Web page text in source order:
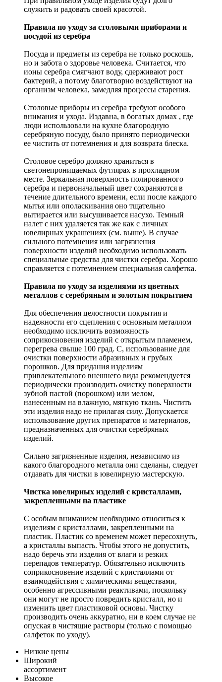
служить и радовать своей красотой.
Правила по уходу за столовыми приборами и
посудой из серебра
Посуда и предметы из серебра не только роскошь,
но и забота о здоровье человека. Считается, что
ионы серебра смягчают воду, сдерживают рост
бактерий, а потому благотворно воздействуют на
организм человека, замедляя процессы старения.
Столовые приборы из серебра требуют особого
внимания и ухода. Издавна, в богатых домах , где
люди использовали на кухне благородную
серебряную посуду, было принято периодически
ее чистить от потемнения и для возврата блеска.
Столовое серебро должно храниться в
светонепроницаемых футлярах в прохладном
месте. Зеркальная поверхность полированного
серебра и первоначальный цвет сохраняются в
течение длительного времени, если после каждого
мытья или ополаскивания оно тщательно
вытирается или высушивается насухо. Темный
налет с них удаляется так же как с личных
ювелирных украшениях (см. выше). В случае
сильного потемнения или загрязнения
поверхности изделий необходимо использовать
специальные средства для чистки серебра. Хорошо
справляется с потемнением специальная салфетка.
Правила по уходу за изделиями из цветных
металлов с серебряным и золотым покрытием
Для обеспечения целостности покрытия и
надежности его сцепления с основным металлом
необходимо исключить возможность
соприкосновения изделий с открытым пламенем,
перегрева свыше 100 град. С, использование для
очистки поверхности абразивных и грубых
порошков. Для придания изделиям
привлекательного внешнего вида рекомендуется
периодически производить очистку поверхности
зубной пастой (порошком) или мелом,
нанесенным на влажную, мягкую ткань. Чистить
эти изделия надо не прилагая силу. Допускается
использование других препаратов и материалов,
предназначенных для очистки серебряных
изделий.
Сильно загрязненные изделия, независимо из
какого благородного металла они сделаны, следует
отдавать для чистки в ювелирную мастерскую.
Чистка ювелирных изделий с кристаллами,
закрепленными на пластике
С особым вниманием необходимо относиться к
изделиям с кристаллами, закрепленными на
пластик. Пластик со временем может пересохнуть,
а кристаллы выпасть. Чтобы этого не допустить,
надо беречь эти изделия от влаги и резких
перепадов температур. Обязательно исключить
соприкосновение изделий с кристаллами от
взаимодействия с химическими веществами,
особенно агрессивными реактивами, поскольку
они могут не просто повредить кристалл, но и
изменить цвет пластиковой основы. Чистку
производить очень аккуратно, ни в коем случае не
опуская в чистящие растворы (только с помощью
салфеток по уходу).
Низкие цены
Широкий
ассортимент
Высокое